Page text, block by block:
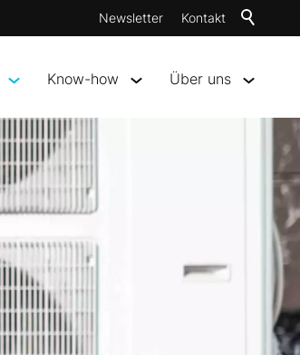
Newsletter Kontakt
Know-how Über uns